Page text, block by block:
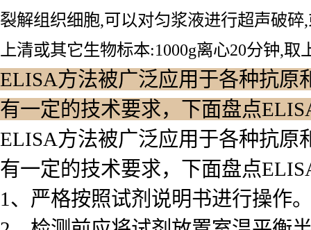
裂解组织细胞,可以对匀浆液进行超声破
上清或其它生物标本:1000g离心20分钟,
ELISA方法被广泛应用于各种抗原
有一定的技术要求，下面盘点
ELISA方法被广泛应用于各种抗原
有一定的技术要求，下面盘点
1、严格按照试剂说明书进行操作